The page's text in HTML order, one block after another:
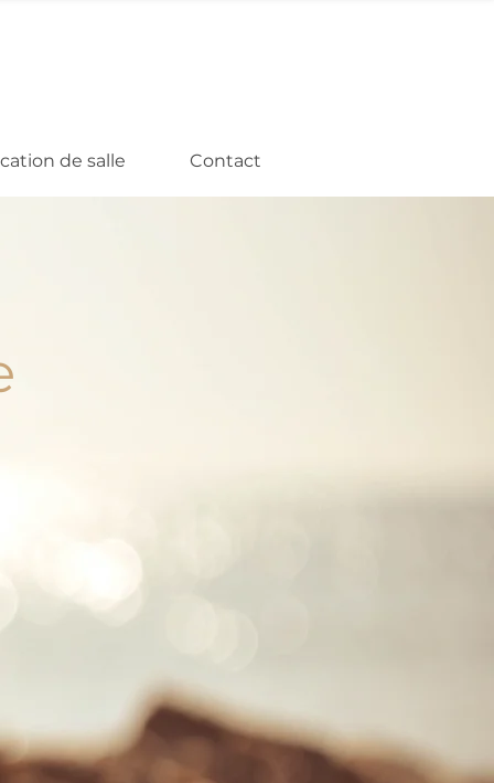
de salle Contact